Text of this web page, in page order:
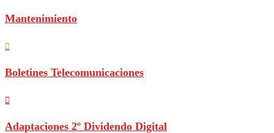
Mantenimiento
Boletines Telecomunicaciones
Adaptaciones 2º Dividendo Digital